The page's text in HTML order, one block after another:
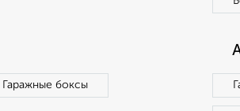
Гаражные боксы